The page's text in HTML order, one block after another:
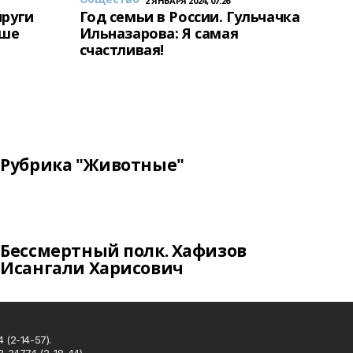
Год семьи в России. Гульчачка
Ильназарова: Я самая
счастливая!
Рубрика "Животные"
Бессмертный полк. Хафизов
Исангали Харисович
(2-14-57).